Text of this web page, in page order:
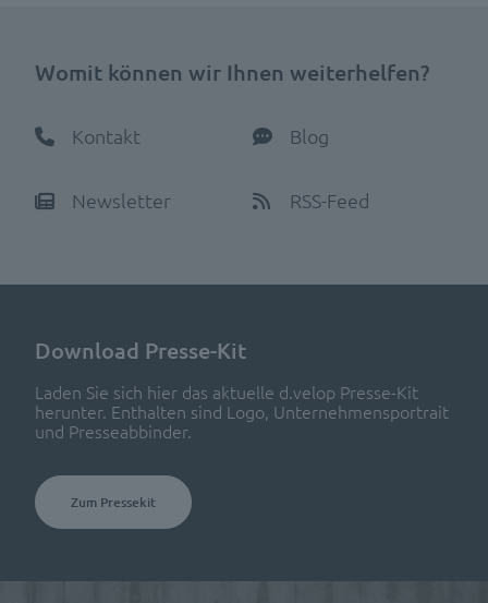
Womit können wir Ihnen weiterhelfen?
Kontakt
Newsletter
Blog
RSS-Feed
Download Presse-Kit
Laden Sie sich hier das aktuelle d.velop Presse-Kit
herunter. Enthalten sind Logo, Unternehmensportrait
und Presseabbinder.
Zum Pressekit